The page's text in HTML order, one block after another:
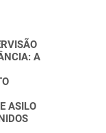
A
ASILO